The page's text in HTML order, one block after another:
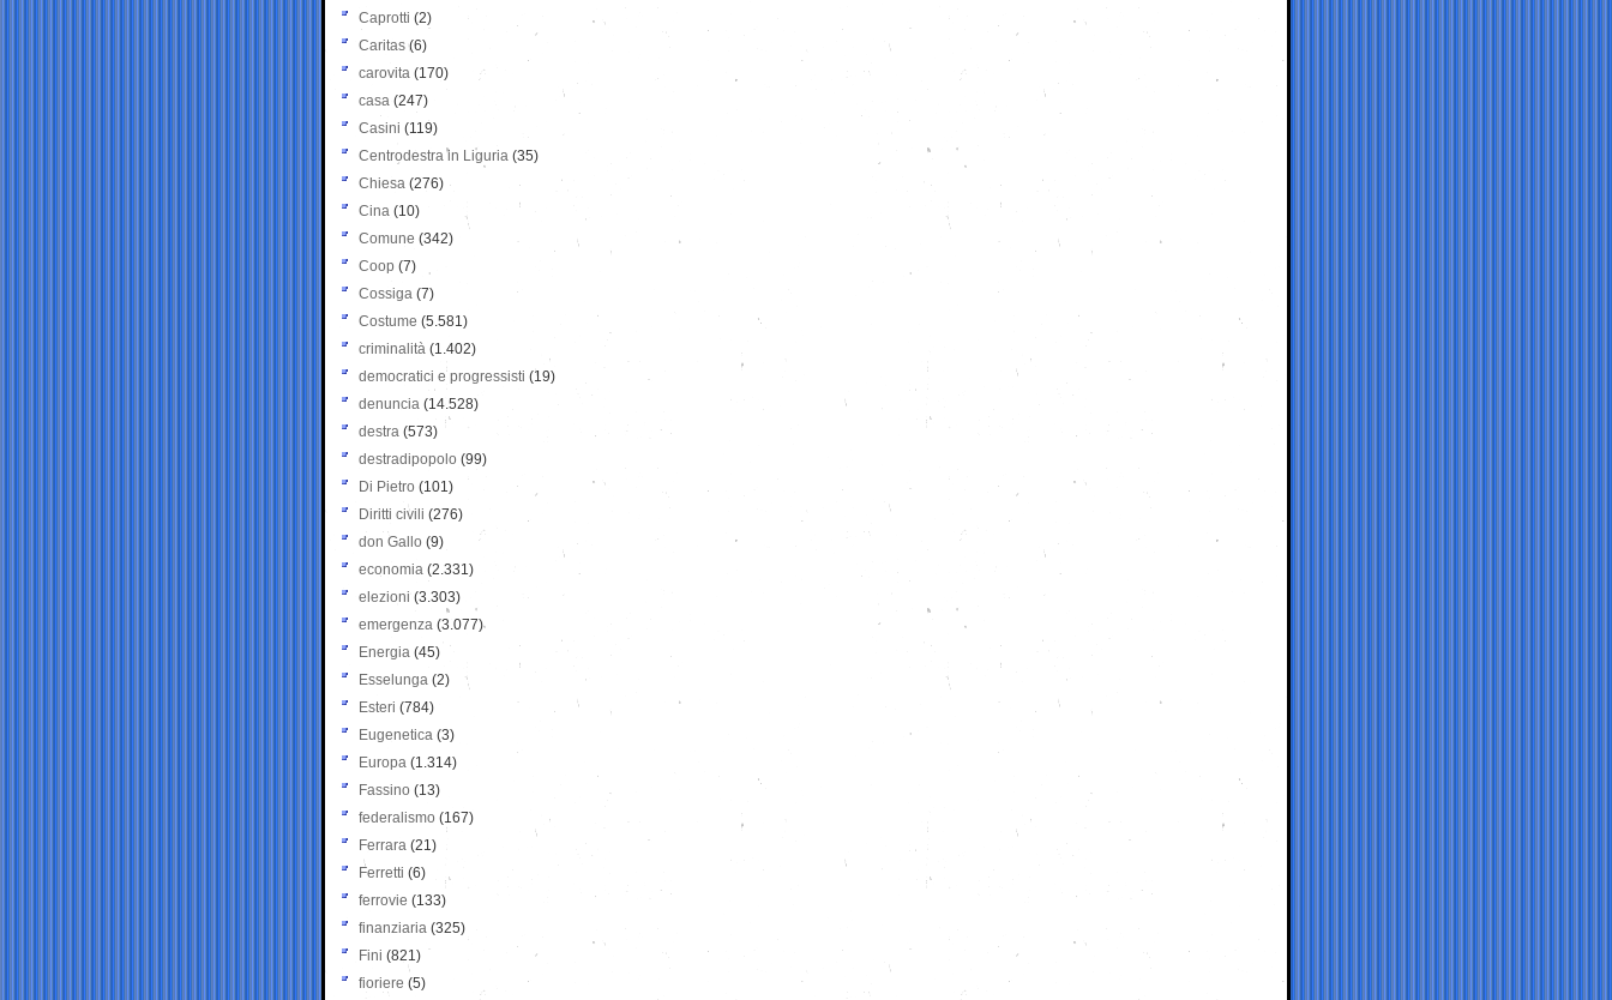
Caprotti (2)
Caritas (6)
carovita (170)
casa (247)
Casini (119)
Centrodestra in Liguria (35)
Chiesa (276)
Cina (10)
Comune (342)
Coop (7)
Cossiga (7)
Costume (5.581)
criminalità (1.402)
democratici e progressisti (19)
denuncia (14.528)
destra (573)
destradipopolo (99)
Di Pietro (101)
Diritti civili (276)
don Gallo (9)
economia (2.331)
elezioni (3.303)
emergenza (3.077)
Energia (45)
Esselunga (2)
Esteri (784)
Eugenetica (3)
Europa (1.314)
Fassino (13)
federalismo (167)
Ferrara (21)
Ferretti (6)
ferrovie (133)
finanziaria (325)
Fini (821)
fioriere (5)